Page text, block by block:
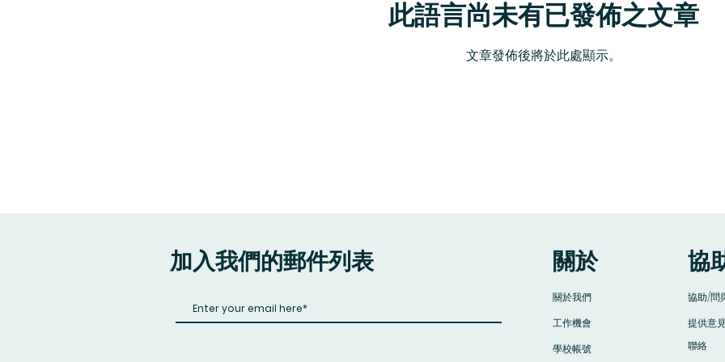
此語言尚未有已發佈之文章
文章發佈後將於此處顯示。
加入我們的郵件列表 ​關於
​關於我們
​工作機會
​學校帳號
協
協助/問
提供意
​聯絡